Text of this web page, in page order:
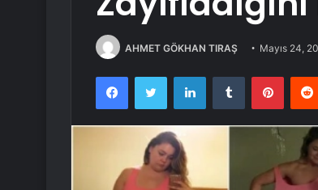
AHMET GÖKHAN TIRAŞ Mayıs 24,
FacebookTwitter LinkedInTumblr